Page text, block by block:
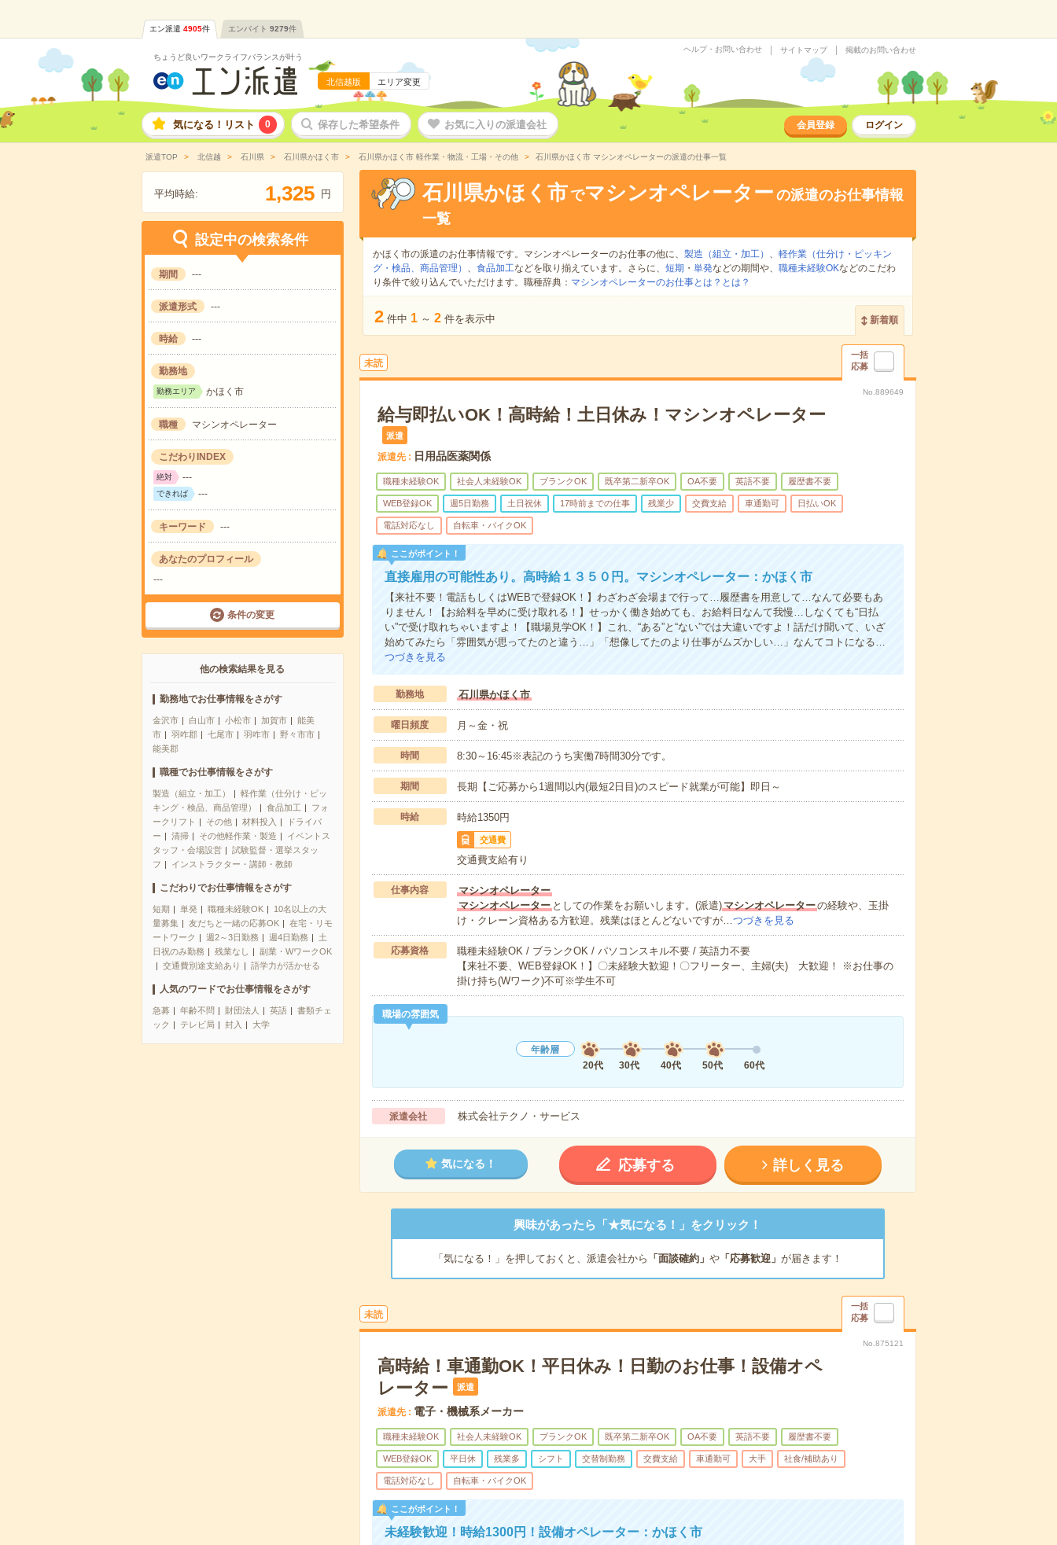
エン派遣 4905件 エンバイト 9279件
ちょうど良いワークライフバランスが叶う
北信越版 エリア変更
ヘルプ・お問い合わせ サイトマップ 掲載のお問い合わせ
気になる！リスト 0 保存した希望条件 お気に入りの派遣会社 会員登録 ログイン
派遣TOP 北信越 石川県 石川県かほく市 石川県かほく市 軽作業・物流・工場・その他 石川県かほく市 マシンオペレーターの派遣の仕事一覧
平均時給: 1,325 円
設定中の検索条件
期間 ---
派遣形式 ---
時給 ---
勤務地
勤務エリア かほく市
職種 マシンオペレーター
こだわりINDEX
絶対 ---
できれば ---
キーワード ---
あなたのプロフィール
---
条件の変更
他の検索結果を見る
勤務地でお仕事情報をさがす
金沢市 白山市 小松市 加賀市
能美
市
羽咋郡 七尾市 羽咋市
野々市市
能美郡
職種でお仕事情報をさがす
製造（組立・加工）
軽作業（仕分け・ピッ
キング・検品、商品管理）
食品加工
フォ
ークリフト
その他 材料投入
ドライバ
ー
清掃 その他軽作業・製造
イベントス
タッフ・会場設営
試験監督・選挙スタッ
フ
インストラクター・講師・教師
こだわりでお仕事情報をさがす
短期 単発 職種未経験OK
10名以上の大
量募集
友だちと一緒の応募OK
在宅・リモ
ートワーク
週2～3日勤務 週4日勤務
土
日祝のみ勤務
残業なし
副業・WワークOK
交通費別途支給あり
語学力が活かせる
人気のワードでお仕事情報をさがす
急募 年齢不問 財団法人 英語
書類チェ
ック
テレビ局 封入 大学
石川県かほく市 でマシンオペレーター の派遣のお仕事情報
一覧
かほく市の派遣のお仕事情報です。マシンオペレーターのお仕事の他に、 製造（組立・加工） 、 軽作業（仕分け・ピッキン
グ・検品、商品管理） 、 食品加工などを取り揃えています。さらに、 短期 ・ 単発などの期間や、 職種未経験OKなどのこだわ
り条件で絞り込んでいただけます。職種辞典： マシンオペレーターのお仕事とは？とは？
2 件中 1 ～ 2 件を表示中 新着順
未読
一括
応募
No.889649
給与即払いOK！高時給！土日休み！マシンオペレーター
派遣
派遣先 日用品医薬関係
職種未経験OK 社会人未経験OK ブランクOK 既卒第二新卒OK OA不要 英語不要 履歴書不要
WEB登録OK 週5日勤務 土日祝休 17時前までの仕事 残業少 交費支給 車通勤可 日払いOK
電話対応なし 自転車・バイクOK
ここがポイント！
直接雇用の可能性あり。高時給１３５０円。マシンオペレーター：かほく市
【来社不要！電話もしくはWEBで登録OK！】わざわざ会場まで行って…履歴書を用意して…なんて必要もあ
りません！【お給料を早めに受け取れる！】せっかく働き始めても、お給料日なんて我慢…しなくても“日払
い”で受け取れちゃいますよ！【職場見学OK！】これ、“ある”と“ない”では大違いですよ！話だけ聞いて、いざ
始めてみたら「雰囲気が思ってたのと違う…」「想像してたのより仕事がムズかしい…」なんてコトになる…
つづきを見る
勤務地 石川県かほく市
曜日頻度 月～金・祝
時間 8:30～16:45※表記のうち実働7時間30分です。
期間 長期【ご応募から1週間以内(最短2日目)のスピード就業が可能】即日～
時給 時給1350円
交通費
交通費支給有り
仕事内容
マシンオペレーター
マシンオペレーターとしての作業をお願いします。(派遣)マシンオペレーターの経験や、玉掛
け・クレーン資格ある方歓迎。残業はほとんどないですが…つづきを見る
応募資格
職種未経験OK / ブランクOK / パソコンスキル不要 / 英語力不要
【来社不要、WEB登録OK！】〇未経験大歓迎！〇フリーター、主婦(夫) 大歓迎！ ※お仕事の
掛け持ち(Wワーク)不可※学生不可
職場の雰囲気
年齢層
20代
30代 40代 50代 60代
派遣会社 株式会社テクノ・サービス
気になる！ 応募する 詳しく見る
興味があったら「★気になる！」をクリック！
「気になる！」を押しておくと、派遣会社から 「面談確約」 や「応募歓迎」 が届きます！
未読
一括
応募
No.875121
高時給！車通勤OK！平日休み！日勤のお仕事！設備オペ
レーター
派遣
派遣先 電子・機械系メーカー
職種未経験OK 社会人未経験OK ブランクOK 既卒第二新卒OK OA不要 英語不要 履歴書不要
WEB登録OK 平日休 残業多 シフト 交替制勤務 交費支給 車通勤可 大手 社食/補助あり
電話対応なし 自転車・バイクOK
ここがポイント！
未経験歓迎！時給1300円！設備オペレーター：かほく市